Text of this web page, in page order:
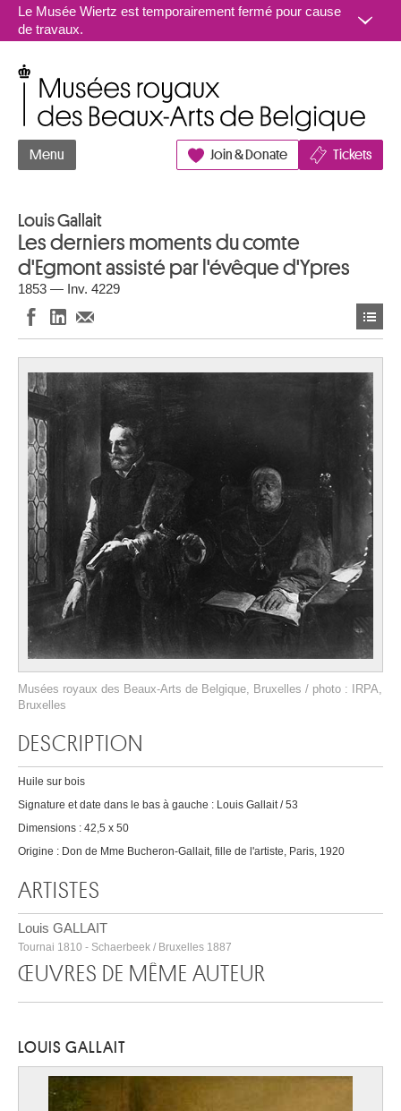
Aller au contenu
Le Musée Wiertz est temporairement fermé pour cause
de travaux.
Menu Join & Donate Tickets
Louis Gallait
Les derniers moments du comte
d'Egmont assisté par l'évêque d'Ypres
1853 — Inv. 4229
Musées royaux des Beaux-Arts de Belgique, Bruxelles / photo : IRPA,
Bruxelles
DESCRIPTION
Huile sur bois
Signature et date dans le bas à gauche : Louis Gallait / 53
Dimensions : 42,5 x 50
Origine : Don de Mme Bucheron-Gallait, fille de l'artiste, Paris, 1920
ARTISTES
Louis GALLAIT
Tournai 1810 - Schaerbeek / Bruxelles 1887
ŒUVRES DE MÊME AUTEUR
LOUIS GALLAIT